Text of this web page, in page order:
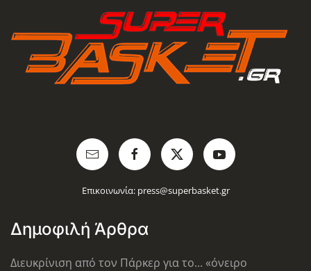
Επικοινωνία: press@superbasket.gr
Δημοφιλή Άρθρα
Διευκρίνιση από τον Πάρκερ για το... «όνειρο